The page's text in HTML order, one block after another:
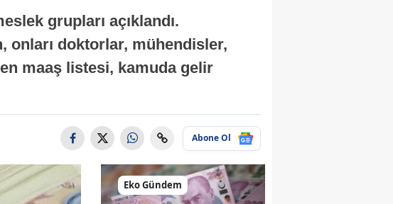
grupları açıklandı.
onları doktorlar, mühendisler,
maaş listesi, kamuda gelir
Abone Ol
Eko Gündem